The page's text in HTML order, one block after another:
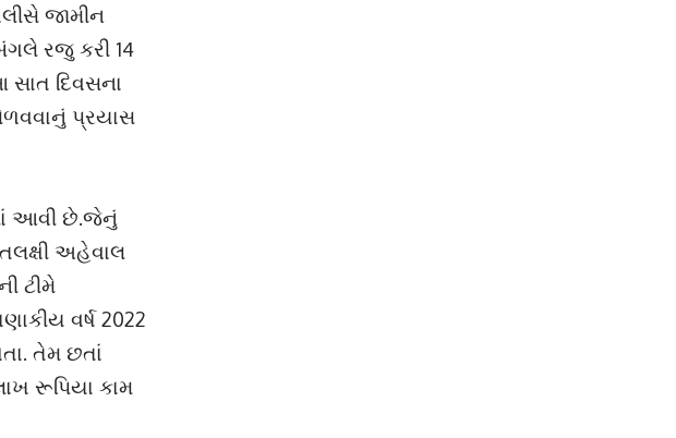
જામીન
રજુ કરી 14
સાત દિવસના
પ્રયાસ
આવી છે.જેનું
અહેવાલ
ટીમે
વર્ષ 2022
તેમ છતાં
રૂપિયા કામ